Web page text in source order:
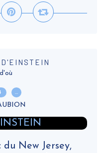
…
du New Jersey,